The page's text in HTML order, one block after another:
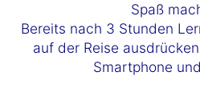
Spaß
Bereits nach 3 Stunden
auf der Reise
Smartphone